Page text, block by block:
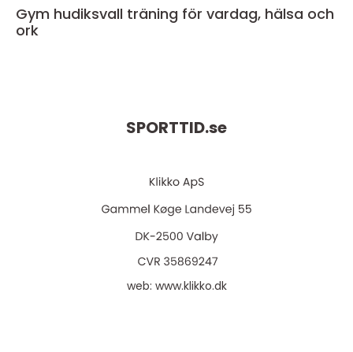
Gym hudiksvall träning för vardag, hälsa och
ork
SPORTTID.se
web: www.klikko.dk